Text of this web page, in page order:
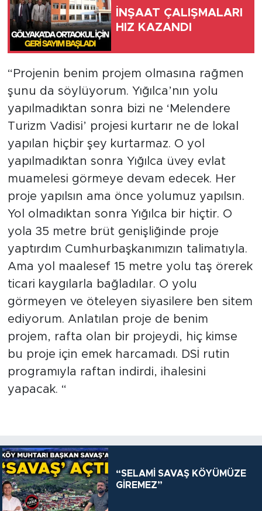
İNŞAAT ÇALIŞMALARI
HIZ KAZANDI
“Projenin benim projem olmasına rağmen
şunu da söylüyorum. Yığılca’nın yolu
yapılmadıktan sonra bizi ne ‘Melendere
Turizm Vadisi’ projesi kurtarır ne de lokal
yapılan hiçbir şey kurtarmaz. O yol
yapılmadıktan sonra Yığılca üvey evlat
muamelesi görmeye devam edecek. Her
proje yapılsın ama önce yolumuz yapılsın.
Yol olmadıktan sonra Yığılca bir hiçtir. O
yola 35 metre brüt genişliğinde proje
yaptırdım Cumhurbaşkanımızın talimatıyla.
Ama yol maalesef 15 metre yolu taş örerek
ticari kaygılarla bağladılar. O yolu
görmeyen ve öteleyen siyasilere ben sitem
ediyorum. Anlatılan proje de benim
projem, rafta olan bir projeydi, hiç kimse
bu proje için emek harcamadı. DSİ rutin
programıyla raftan indirdi, ihalesini
yapacak. “
“SELAMİ SAVAŞ KÖYÜMÜZE
GİREMEZ”